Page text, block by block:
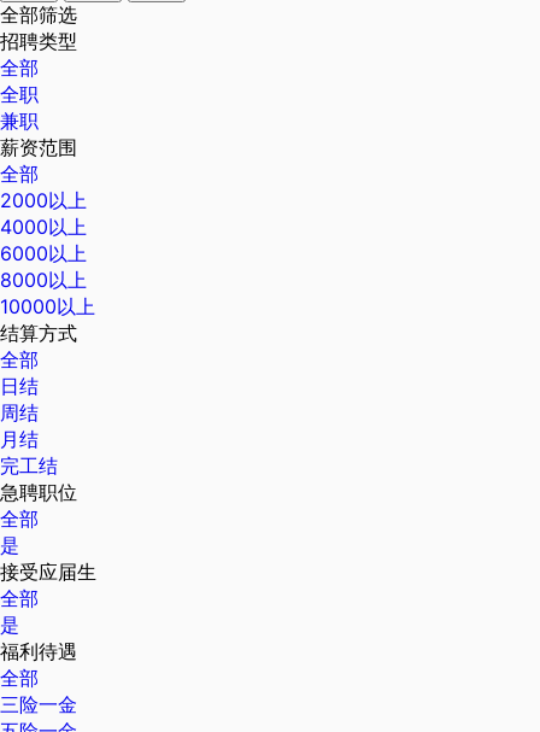
全部筛选
招聘类型
全部
全职
兼职
薪资范围
全部
2000以上
4000以上
6000以上
8000以上
10000以上
结算方式
全部
日结
周结
月结
完工结
急聘职位
全部
是
接受应届生
全部
是
福利待遇
全部
三险一金